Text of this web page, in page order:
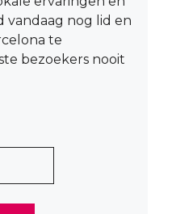
vandaag nog lid en
te
bezoekers nooit